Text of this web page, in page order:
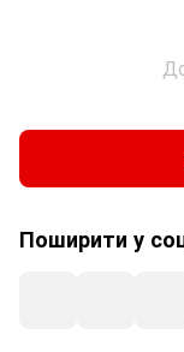
Поширити у